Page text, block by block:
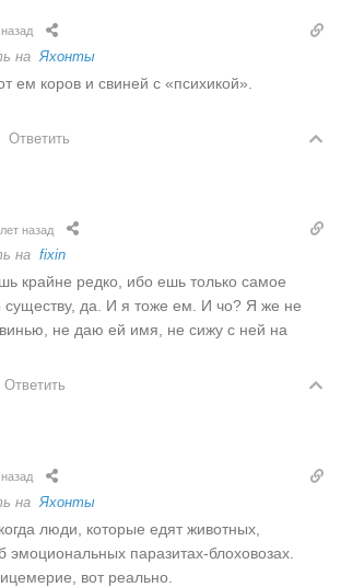
на Яхонты
ем коров и свиней с «психикой».
Ответить
назад
на fixin
крайне редко, ибо ешь только самое
да. И я тоже ем. И чо? Я же не
не даю ей имя, не сижу с ней на
Ответить
на Яхонты
люди, которые едят животных,
эмоциональных паразитах-блоховозах.
вот реально.